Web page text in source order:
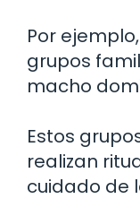
Por
grupos
macho
Estos
realizan
cuidado de